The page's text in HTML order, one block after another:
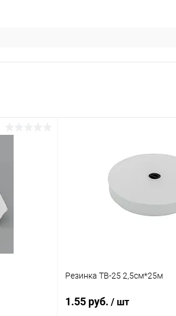
Резинка ТВ-25 2,5см*25м
1.55 руб. / шт